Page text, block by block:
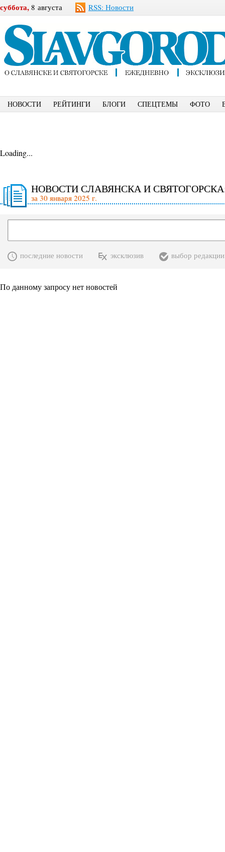
суббота, 8 августа RSS: Новости
НОВОСТИ РЕЙТИНГИ БЛОГИ СПЕЦТЕМЫ ФОТО
Loading...
НОВОСТИ СЛАВЯНСКА И
за 30 января 2025 г.
последние новости эксклюзив выбор редакции
По данному запросу нет новостей